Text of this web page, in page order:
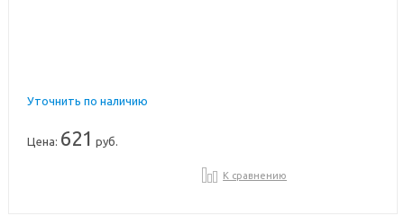
Уточнить по наличию
Цена: 621 руб.
К сравнению